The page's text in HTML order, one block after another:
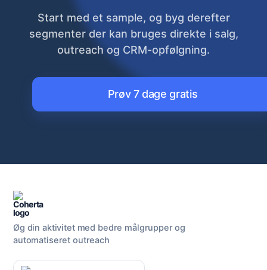
Start med et sample, og byg derefter
segmenter der kan bruges direkte i salg,
outreach og CRM-opfølgning.
Prøv 7 dage gratis
Øg din aktivitet med bedre målgrupper og
automatiseret outreach